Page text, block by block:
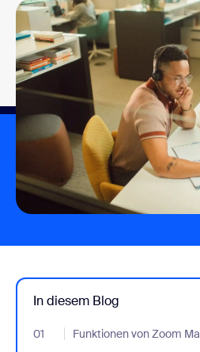
In diesem Blog
01 Funktionen von Zoom
- Jumplink to Funktionen von